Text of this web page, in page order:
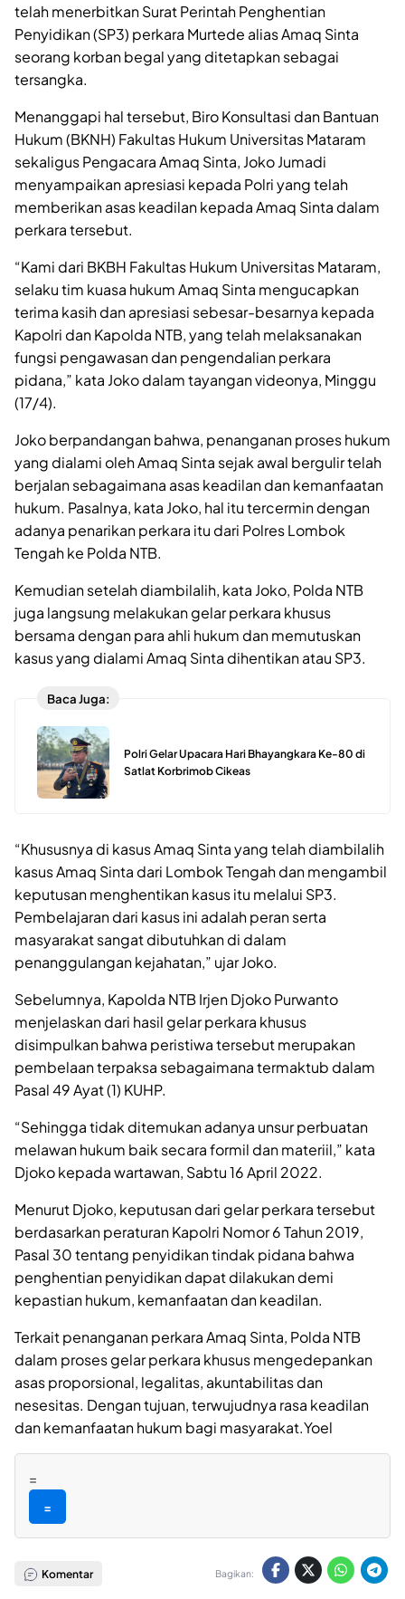
telah menerbitkan Surat Perintah Penghentian
Penyidikan (SP3) perkara Murtede alias Amaq Sinta
seorang korban begal yang ditetapkan sebagai
tersangka.
Menanggapi hal tersebut, Biro Konsultasi dan Bantuan
Hukum (BKNH) Fakultas Hukum Universitas Mataram
sekaligus Pengacara Amaq Sinta, Joko Jumadi
menyampaikan apresiasi kepada Polri yang telah
memberikan asas keadilan kepada Amaq Sinta dalam
perkara tersebut.
“Kami dari BKBH Fakultas Hukum Universitas Mataram,
selaku tim kuasa hukum Amaq Sinta mengucapkan
terima kasih dan apresiasi sebesar-besarnya kepada
Kapolri dan Kapolda NTB, yang telah melaksanakan
fungsi pengawasan dan pengendalian perkara
pidana,” kata Joko dalam tayangan videonya, Minggu
(17/4).
Joko berpandangan bahwa, penanganan proses hukum
yang dialami oleh Amaq Sinta sejak awal bergulir telah
berjalan sebagaimana asas keadilan dan kemanfaatan
hukum. Pasalnya, kata Joko, hal itu tercermin dengan
adanya penarikan perkara itu dari Polres Lombok
Tengah ke Polda NTB.
Kemudian setelah diambilalih, kata Joko, Polda NTB
juga langsung melakukan gelar perkara khusus
bersama dengan para ahli hukum dan memutuskan
kasus yang dialami Amaq Sinta dihentikan atau SP3.
Baca Juga:
Polri Gelar Upacara Hari Bhayangkara Ke-80 di
Satlat Korbrimob Cikeas
“Khususnya di kasus Amaq Sinta yang telah diambilalih
kasus Amaq Sinta dari Lombok Tengah dan mengambil
keputusan menghentikan kasus itu melalui SP3.
Pembelajaran dari kasus ini adalah peran serta
masyarakat sangat dibutuhkan di dalam
penanggulangan kejahatan,” ujar Joko.
Sebelumnya, Kapolda NTB Irjen Djoko Purwanto
menjelaskan dari hasil gelar perkara khusus
disimpulkan bahwa peristiwa tersebut merupakan
pembelaan terpaksa sebagaimana termaktub dalam
Pasal 49 Ayat (1) KUHP.
“Sehingga tidak ditemukan adanya unsur perbuatan
melawan hukum baik secara formil dan materiil,” kata
Djoko kepada wartawan, Sabtu 16 April 2022.
Menurut Djoko, keputusan dari gelar perkara tersebut
berdasarkan peraturan Kapolri Nomor 6 Tahun 2019,
Pasal 30 tentang penyidikan tindak pidana bahwa
penghentian penyidikan dapat dilakukan demi
kepastian hukum, kemanfaatan dan keadilan.
Terkait penanganan perkara Amaq Sinta, Polda NTB
dalam proses gelar perkara khusus mengedepankan
asas proporsional, legalitas, akuntabilitas dan
nesesitas. Dengan tujuan, terwujudnya rasa keadilan
dan kemanfaatan hukum bagi masyarakat.Yoel
=
=
Komentar Bagikan: